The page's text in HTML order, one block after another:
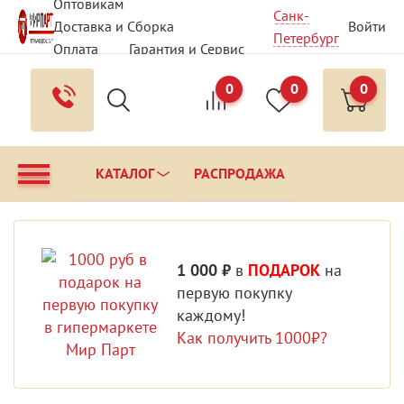
Оптовикам
Доставка и Сборка
Оплата
Гарантия и Сервис
Вопрос - Ответ
Контакты
Санк-
Петербург
Войти
0 0 0
КАТАЛОГ РАСПРОДАЖА
1 000 ₽ в ПОДАРОК на
первую покупку
каждому!
Как получить 1000₽?